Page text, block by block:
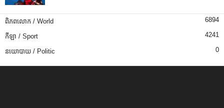
ពិភពលោក / World 6894
កីឡា / Sport 4241
នយោបាយ / Politic 0